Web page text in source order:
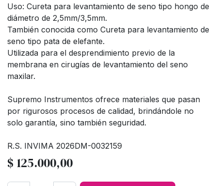
Uso: Cureta para levantamiento de seno tipo hongo de
diámetro de 2,5mm/3,5mm.
También conocida como Cureta para levantamiento de
seno tipo pata de elefante.
Utilizada para el desprendimiento previo de la
membrana en cirugías de levantamiento del seno
maxilar.
Supremo Instrumentos ofrece materiales que pasan
por rigurosos procesos de calidad, brindándole no
solo garantía, sino también seguridad.
R.S. INVIMA 2026DM-0032159
$ 125.000,00